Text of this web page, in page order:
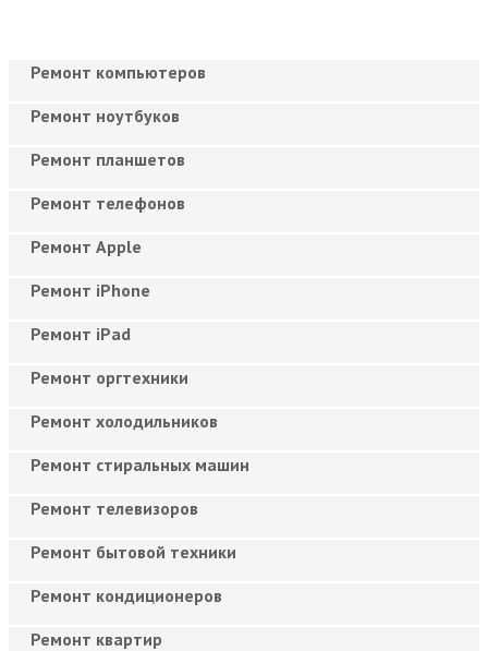
Ремонт компьютеров
Ремонт ноутбуков
Ремонт планшетов
Ремонт телефонов
Ремонт Apple
Ремонт iPhone
Ремонт iPad
Ремонт оргтехники
Ремонт холодильников
Ремонт стиральных машин
Ремонт телевизоров
Ремонт бытовой техники
Ремонт кондиционеров
Ремонт квартир